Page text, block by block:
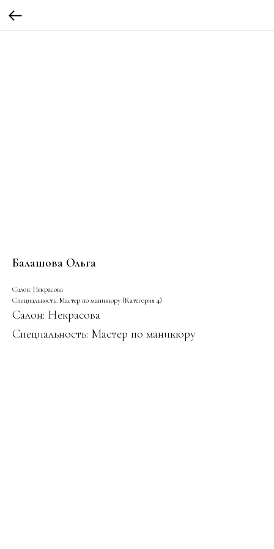
Балашова Ольга
Салон: Некрасова
Специальность: Мастер по маникюру (Категория 4)
Салон: Некрасова
Специальность: Мастер по маникюру